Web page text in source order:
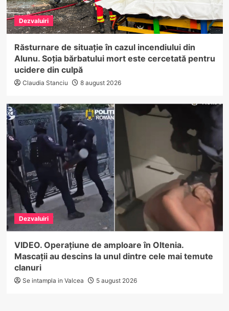
Dezvaluiri
Răsturnare de situație în cazul incendiului din
Alunu. Soția bărbatului mort este cercetată pentru
ucidere din culpă
Claudia Stanciu 8 august 2026
Dezvaluiri
VIDEO. Operațiune de amploare în Oltenia.
Mascații au descins la unul dintre cele mai temute
clanuri
Se intampla in Valcea 5 august 2026